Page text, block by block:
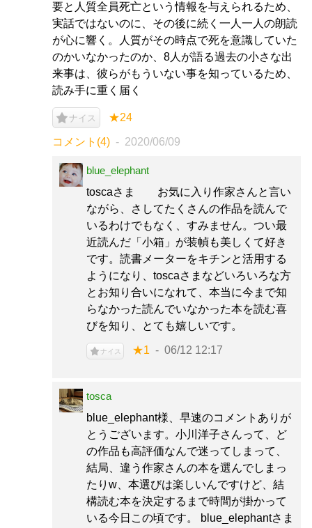
要と人質全員死亡という情報を与えられるため、
実話ではないのに、その後に続く一人一人の朗読
が心に響く。人質がその時点で死を意識していた
のかいなかったのか、8人が語る過去の小さな出
来事は、彼らがもういない事を知っているため、
読み手に重く届く
ナイス ★24
コメント(4) 2020/06/09
blue_elephant
toscaさま お気に入り作家さんと言い
ながら、さしてたくさんの作品を読んで
いるわけでもなく、すみません。つい最
近読んだ「小箱」が装幀も美しくて好き
です。読書メーターをキチンと活用する
ようになり、toscaさまなどいろいろな方
とお知り合いになれて、本当に今まで知
らなかった読んでいなかった本を読む喜
びを知り、とても嬉しいです。
ナイス ★1 06/12 12:17
tosca
blue_elephant様、早速のコメントありが
とうございます。小川洋子さんって、ど
の作品も高評価なんで迷ってしまって、
結局、違う作家さんの本を選んでしまっ
たりw、本選びは楽しいんですけど、結
構読む本を決定するまで時間が掛かって
いる今日この頃です。 blue_elephantさま